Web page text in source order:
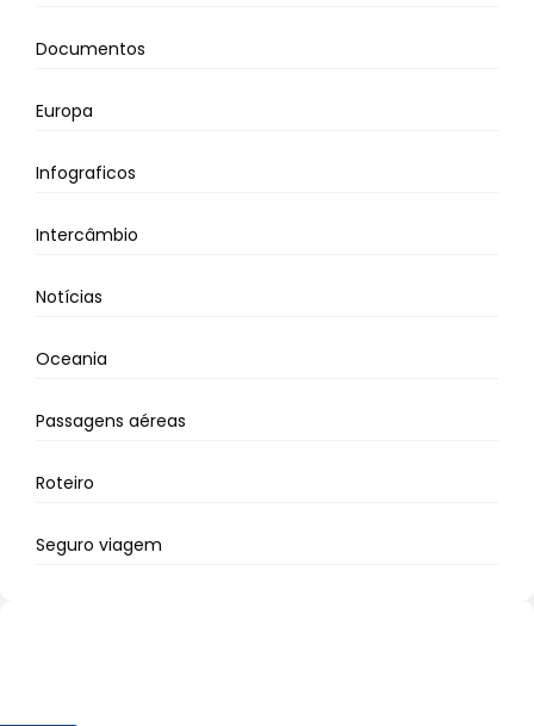
Documentos
Europa
Infograficos
Intercâmbio
Notícias
Oceania
Passagens aéreas
Roteiro
Seguro viagem